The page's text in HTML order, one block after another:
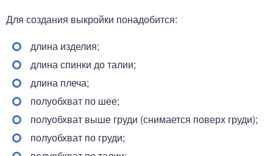
Для создания выкройки понадобится:
длина изделия;
длина спинки до талии;
длина плеча;
полуобхват по шее;
полуобхват выше груди (снимается поверх груди);
полуобхват по груди;